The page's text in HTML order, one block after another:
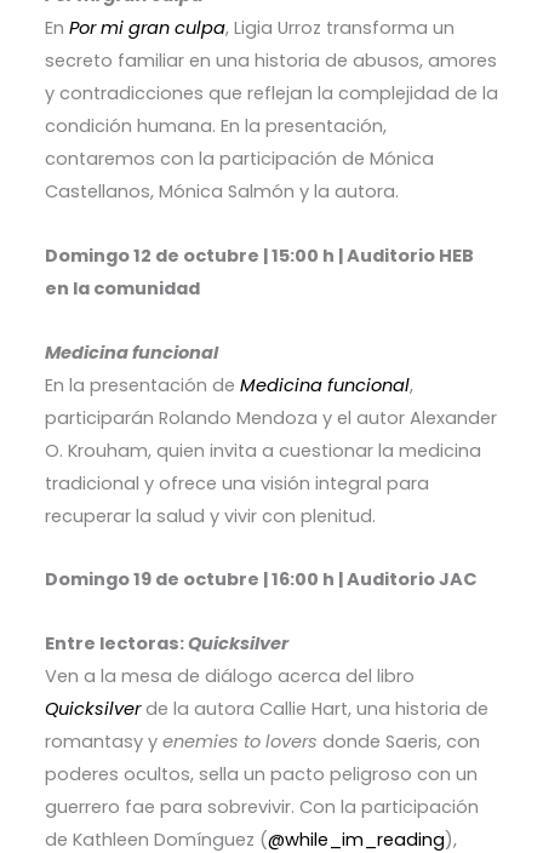
En Por mi gran culpa, Ligia Urroz transforma un
secreto familiar en una historia de abusos, amores
y contradicciones que reflejan la complejidad de la
condición humana. En la presentación,
contaremos con la participación de Mónica
Castellanos, Mónica Salmón y la autora.
Domingo 12 de octubre | 15:00 h | Auditorio HEB
en la comunidad
Medicina funcional
En la presentación de Medicina funcional,
participarán Rolando Mendoza y el autor Alexander
O. Krouham, quien invita a cuestionar la medicina
tradicional y ofrece una visión integral para
recuperar la salud y vivir con plenitud.
Domingo 19 de octubre | 16:00 h | Auditorio JAC
Entre lectoras:Quicksilver
Ven a la mesa de diálogo acerca del libro
Quicksilverde la autora Callie Hart, una historia de
romantasy y enemies to lovers donde Saeris, con
poderes ocultos, sella un pacto peligroso con un
guerrero fae para sobrevivir. Con la participación
de Kathleen Domínguez (@while_im_reading),